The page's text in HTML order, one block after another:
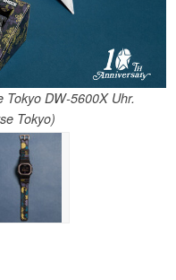
Tokyo DW-5600X Uhr.
Tokyo)